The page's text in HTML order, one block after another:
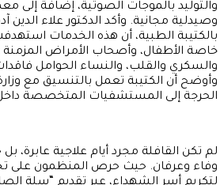
والتوليد بالموجات الصوتية، إضافة إلى
وصيدلية مجانية. وأكد الدكتور علاء الدين
بالكتيبة الطبية، أن هذه الخدمات استهدفت
خاصة الأطفال، وأصحاب الأمراض
والسكري والقلب، والنساء الحوامل
وأوضح أن الكتيبة تعمل بالتنسيق مع
الحرجة إلى المستشفيات المتخصصة داخل
لم تكن القافلة مجرد أيام علاجية عابرة،
وفاء وعرفان. حيث حرص المنظمون على